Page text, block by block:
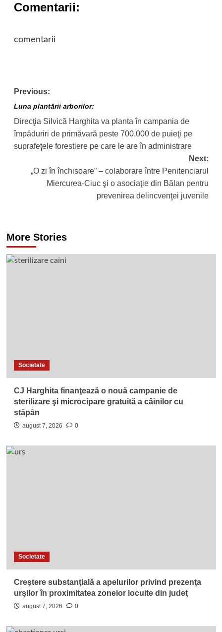
Comentarii:
comentarii
Post
navigation
Previous:
Luna plantării arborilor:
Direcţia Silvică Harghita va planta în campania de
împăduriri de primăvară peste 700.000 de puieţi pe
suprafeţele forestiere pe care le are în administrare
Next:
„O zi în închisoare” – colaborare între Penitenciarul
Miercurea-Ciuc şi o asociaţie din Bălan pentru
prevenirea delincvenţei juvenile
More Stories
Societate
CJ Harghita finanţează o nouă campanie de
sterilizare şi microcipare gratuită a câinilor cu
stăpân
august 7, 2026 0
Societate
Creştere substanţială a apelurilor privind prezenţa
urşilor în proximitatea zonelor locuite din judeţ
august 7, 2026 0